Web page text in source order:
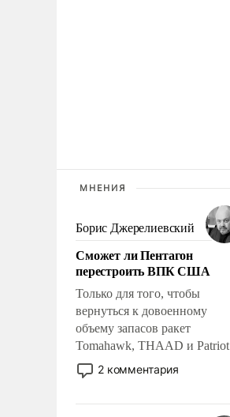
МНЕНИЯ
Борис Джерелиевский
Сможет ли Пентагон
перестроить ВПК США
Только для того, чтобы
вернуться к довоенному
объему запасов ракет
Tomahawk, THAAD и Patriot
США потребуется более трех
лет. Даже небольшая война с
2 комментария